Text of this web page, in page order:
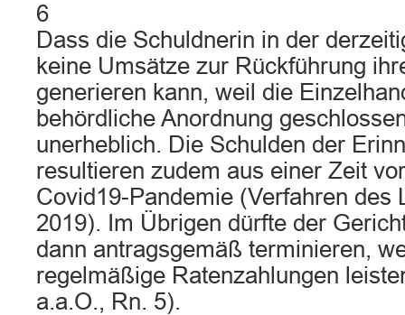
6
Dass die Schuldnerin in der
keine Umsätze zur Rückführung
generieren kann, weil die
behördliche Anordnung
unerheblich. Die Schulden der
resultieren zudem aus einer Zeit
Covid19-Pandemie (Verfahren des
2019). Im Übrigen dürfte der
dann antragsgemäß terminieren,
regelmäßige Ratenzahlungen
a.a.O., Rn. 5).